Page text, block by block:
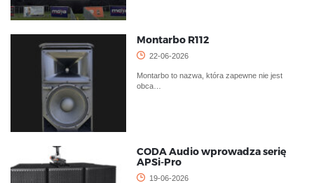
Montarbo R112
22-06-2026
Montarbo to nazwa, która zapewne nie jest
obca…
CODA Audio wprowadza serię
APSi-Pro
19-06-2026